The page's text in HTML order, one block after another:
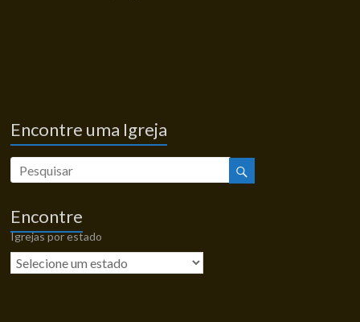
Encontre uma Igreja
Encontre
Igrejas por estado